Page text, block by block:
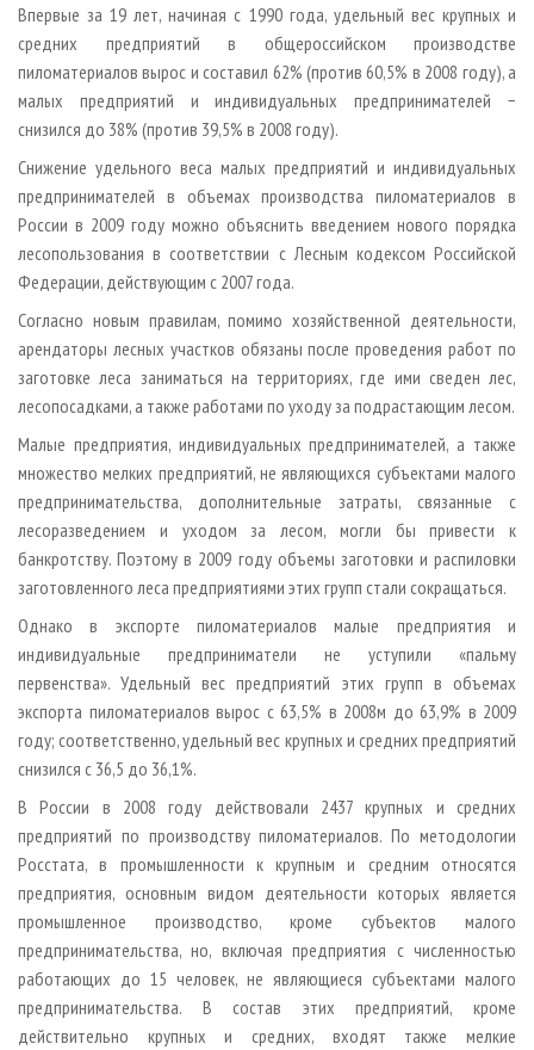
Впервые за 19 лет, начиная с 1990 года, удельный вес крупных и
средних предприятий в общероссийском производстве
пиломатериалов вырос и составил 62% (против 60,5% в 2008 году), а
малых предприятий и индивидуальных предпринимателей −
снизился до 38% (против 39,5% в 2008 году).
Снижение удельного веса малых предприятий и индивидуальных
предпринимателей в объемах производства пиломатериалов в
России в 2009 году можно объяснить введением нового порядка
лесопользования в соответствии с Лесным кодексом Российской
Федерации, действующим с 2007 года.
Согласно новым правилам, помимо хозяйственной деятельности,
арендаторы лесных участков обязаны после проведения работ по
заготовке леса заниматься на территориях, где ими сведен лес,
лесопосадками, а также работами по уходу за подрастающим лесом.
Малые предприятия, индивидуальных предпринимателей, а также
множество мелких предприятий, не являющихся субъектами малого
предпринимательства, дополнительные затраты, связанные с
лесоразведением и уходом за лесом, могли бы привести к
банкротству. Поэтому в 2009 году объемы заготовки и распиловки
заготовленного леса предприятиями этих групп стали сокращаться.
Однако в экспорте пиломатериалов малые предприятия и
индивидуальные предприниматели не уступили «пальму
первенства». Удельный вес предприятий этих групп в объемах
экспорта пиломатериалов вырос с 63,5% в 2008­м до 63,9% в 2009
году; соответственно, удельный вес крупных и средних предприятий
снизился с 36,5 до 36,1%.
В России в 2008 году действовали 2437 крупных и средних
предприятий по производству пиломатериалов. По методологии
Росстата, в промышленности к крупным и средним относятся
предприятия, основным видом деятельности которых является
промышленное производство, кроме субъектов малого
предпринимательства, но, включая предприятия с численностью
работающих до 15 человек, не являющиеся субъектами малого
предпринимательства. В состав этих предприятий, кроме
действительно крупных и средних, входят также мелкие